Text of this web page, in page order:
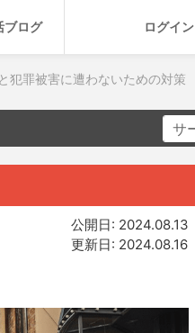
ブログ ログイン
犯罪被害に遭わないための対策
公開日: 2024.08.13
更新日: 2024.08.16